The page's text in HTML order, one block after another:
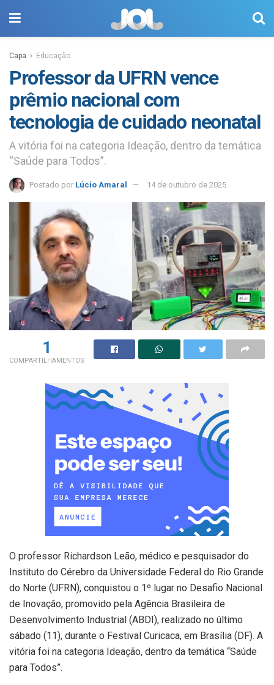
Capa Educação
Professor da UFRN vence
prêmio nacional com
tecnologia de cuidado neonatal
A vitória foi na categoria Ideação, dentro da temática
“Saúde para Todos”.
Postado por Lúcio Amaral 14 de outubro de 2025
1
COMPARTILHAMENTOS
O professor Richardson Leão, médico e pesquisador do
Instituto do Cérebro da Universidade Federal do Rio Grande
do Norte (UFRN), conquistou o 1º lugar no Desafio Nacional
de Inovação, promovido pela Agência Brasileira de
Desenvolvimento Industrial (ABDI), realizado no último
sábado (11), durante o Festival Curicaca, em Brasília (DF). A
vitória foi na categoria Ideação, dentro da temática “Saúde
para Todos”.